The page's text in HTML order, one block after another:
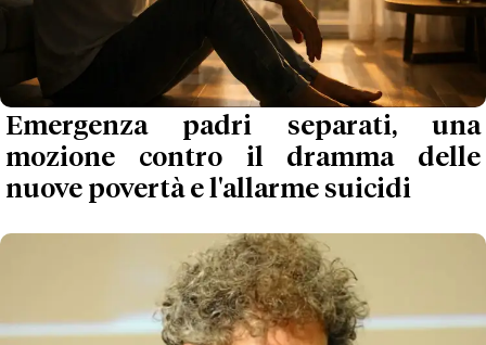
Emergenza padri separati, una
mozione contro il dramma delle
nuove povertà e l'allarme suicidi